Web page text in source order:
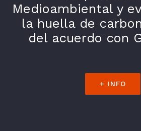
Medioambiental y
la huella de
del acuerdo con
+ INFO